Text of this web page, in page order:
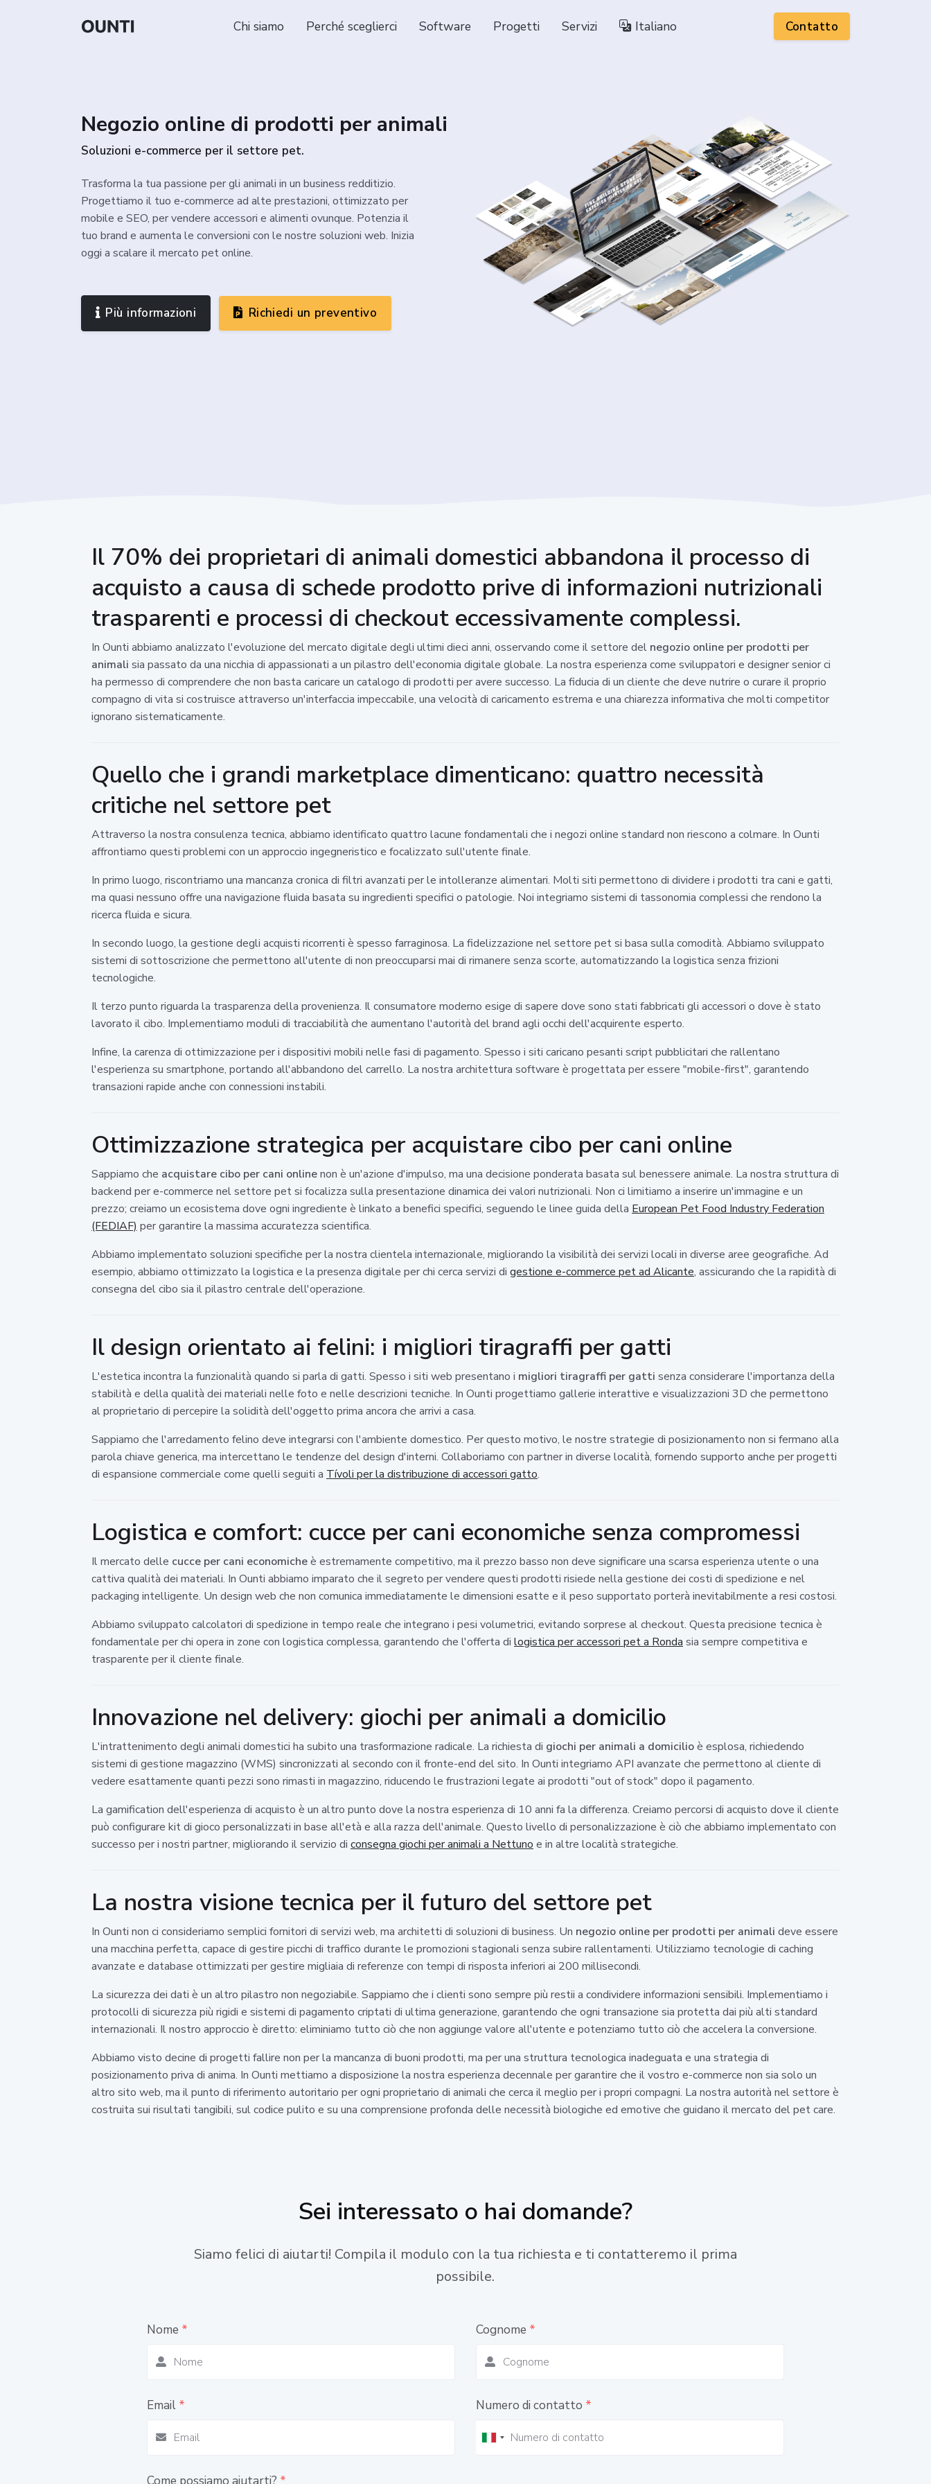
Chi siamo Perché sceglierci Software Progetti Servizi Italiano Contatto
Negozio online di prodotti per animali
Soluzioni e-commerce per il settore pet.
Trasforma la tua passione per gli animali in un business redditizio.
Progettiamo il tuo e-commerce ad alte prestazioni, ottimizzato per
mobile e SEO, per vendere accessori e alimenti ovunque. Potenzia il
tuo brand e aumenta le conversioni con le nostre soluzioni web. Inizia
oggi a scalare il mercato pet online.
Più informazioni Richiedi un preventivo
Il 70% dei proprietari di animali domestici abbandona il processo di
acquisto a causa di schede prodotto prive di informazioni nutrizionali
trasparenti e processi di checkout eccessivamente complessi.
In Ounti abbiamo analizzato l'evoluzione del mercato digitale degli ultimi dieci anni, osservando come il settore del negozio online per prodotti per
animali sia passato da una nicchia di appassionati a un pilastro dell'economia digitale globale. La nostra esperienza come sviluppatori e designer senior ci
ha permesso di comprendere che non basta caricare un catalogo di prodotti per avere successo. La fiducia di un cliente che deve nutrire o curare il proprio
compagno di vita si costruisce attraverso un'interfaccia impeccabile, una velocità di caricamento estrema e una chiarezza informativa che molti competitor
ignorano sistematicamente.
Quello che i grandi marketplace dimenticano: quattro necessità
critiche nel settore pet
Attraverso la nostra consulenza tecnica, abbiamo identificato quattro lacune fondamentali che i negozi online standard non riescono a colmare. In Ounti
affrontiamo questi problemi con un approccio ingegneristico e focalizzato sull'utente finale.
In primo luogo, riscontriamo una mancanza cronica di filtri avanzati per le intolleranze alimentari. Molti siti permettono di dividere i prodotti tra cani e gatti,
ma quasi nessuno offre una navigazione fluida basata su ingredienti specifici o patologie. Noi integriamo sistemi di tassonomia complessi che rendono la
ricerca fluida e sicura.
In secondo luogo, la gestione degli acquisti ricorrenti è spesso farraginosa. La fidelizzazione nel settore pet si basa sulla comodità. Abbiamo sviluppato
sistemi di sottoscrizione che permettono all'utente di non preoccuparsi mai di rimanere senza scorte, automatizzando la logistica senza frizioni
tecnologiche.
Il terzo punto riguarda la trasparenza della provenienza. Il consumatore moderno esige di sapere dove sono stati fabbricati gli accessori o dove è stato
lavorato il cibo. Implementiamo moduli di tracciabilità che aumentano l'autorità del brand agli occhi dell'acquirente esperto.
Infine, la carenza di ottimizzazione per i dispositivi mobili nelle fasi di pagamento. Spesso i siti caricano pesanti script pubblicitari che rallentano
l'esperienza su smartphone, portando all'abbandono del carrello. La nostra architettura software è progettata per essere "mobile-first", garantendo
transazioni rapide anche con connessioni instabili.
Ottimizzazione strategica per acquistare cibo per cani online
Sappiamo che acquistare cibo per cani onlinenon è un'azione d'impulso, ma una decisione ponderata basata sul benessere animale. La nostra struttura di
backend per e-commerce nel settore pet si focalizza sulla presentazione dinamica dei valori nutrizionali. Non ci limitiamo a inserire un'immagine e un
prezzo; creiamo un ecosistema dove ogni ingrediente è linkato a benefici specifici, seguendo le linee guida della European Pet Food Industry Federation
(FEDIAF) per garantire la massima accuratezza scientifica.
Abbiamo implementato soluzioni specifiche per la nostra clientela internazionale, migliorando la visibilità dei servizi locali in diverse aree geografiche. Ad
esempio, abbiamo ottimizzato la logistica e la presenza digitale per chi cerca servizi di gestione e-commerce pet ad Alicante, assicurando che la rapidità di
consegna del cibo sia il pilastro centrale dell'operazione.
Il design orientato ai felini: i migliori tiragraffi per gatti
L'estetica incontra la funzionalità quando si parla di gatti. Spesso i siti web presentano i migliori tiragraffi per gatti senza considerare l'importanza della
stabilità e della qualità dei materiali nelle foto e nelle descrizioni tecniche. In Ounti progettiamo gallerie interattive e visualizzazioni 3D che permettono
al proprietario di percepire la solidità dell'oggetto prima ancora che arrivi a casa.
Sappiamo che l'arredamento felino deve integrarsi con l'ambiente domestico. Per questo motivo, le nostre strategie di posizionamento non si fermano alla
parola chiave generica, ma intercettano le tendenze del design d'interni. Collaboriamo con partner in diverse località, fornendo supporto anche per progetti
di espansione commerciale come quelli seguiti a Tívoli per la distribuzione di accessori gatto.
Logistica e comfort: cucce per cani economiche senza compromessi
Il mercato delle cucce per cani economicheè estremamente competitivo, ma il prezzo basso non deve significare una scarsa esperienza utente o una
cattiva qualità dei materiali. In Ounti abbiamo imparato che il segreto per vendere questi prodotti risiede nella gestione dei costi di spedizione e nel
packaging intelligente. Un design web che non comunica immediatamente le dimensioni esatte e il peso supportato porterà inevitabilmente a resi costosi.
Abbiamo sviluppato calcolatori di spedizione in tempo reale che integrano i pesi volumetrici, evitando sorprese al checkout. Questa precisione tecnica è
fondamentale per chi opera in zone con logistica complessa, garantendo che l'offerta di logistica per accessori pet a Ronda sia sempre competitiva e
trasparente per il cliente finale.
Innovazione nel delivery: giochi per animali a domicilio
L'intrattenimento degli animali domestici ha subito una trasformazione radicale. La richiesta di giochi per animali a domicilioè esplosa, richiedendo
sistemi di gestione magazzino (WMS) sincronizzati al secondo con il fronte-end del sito. In Ounti integriamo API avanzate che permettono al cliente di
vedere esattamente quanti pezzi sono rimasti in magazzino, riducendo le frustrazioni legate ai prodotti "out of stock" dopo il pagamento.
La gamification dell'esperienza di acquisto è un altro punto dove la nostra esperienza di 10 anni fa la differenza. Creiamo percorsi di acquisto dove il cliente
può configurare kit di gioco personalizzati in base all'età e alla razza dell'animale. Questo livello di personalizzazione è ciò che abbiamo implementato con
successo per i nostri partner, migliorando il servizio di consegna giochi per animali a Nettuno e in altre località strategiche.
La nostra visione tecnica per il futuro del settore pet
In Ounti non ci consideriamo semplici fornitori di servizi web, ma architetti di soluzioni di business. Un negozio online per prodotti per animali deve essere
una macchina perfetta, capace di gestire picchi di traffico durante le promozioni stagionali senza subire rallentamenti. Utilizziamo tecnologie di caching
avanzate e database ottimizzati per gestire migliaia di referenze con tempi di risposta inferiori ai 200 millisecondi.
La sicurezza dei dati è un altro pilastro non negoziabile. Sappiamo che i clienti sono sempre più restii a condividere informazioni sensibili. Implementiamo i
protocolli di sicurezza più rigidi e sistemi di pagamento criptati di ultima generazione, garantendo che ogni transazione sia protetta dai più alti standard
internazionali. Il nostro approccio è diretto: eliminiamo tutto ciò che non aggiunge valore all'utente e potenziamo tutto ciò che accelera la conversione.
Abbiamo visto decine di progetti fallire non per la mancanza di buoni prodotti, ma per una struttura tecnologica inadeguata e una strategia di
posizionamento priva di anima. In Ounti mettiamo a disposizione la nostra esperienza decennale per garantire che il vostro e-commerce non sia solo un
altro sito web, ma il punto di riferimento autoritario per ogni proprietario di animali che cerca il meglio per i propri compagni. La nostra autorità nel settore è
costruita sui risultati tangibili, sul codice pulito e su una comprensione profonda delle necessità biologiche ed emotive che guidano il mercato del pet care.
Sei interessato o hai domande?
Siamo felici di aiutarti! Compila il modulo con la tua richiesta e ti contatteremo il prima
possibile.
Nome * Cognome *
Email * Numero di contatto *